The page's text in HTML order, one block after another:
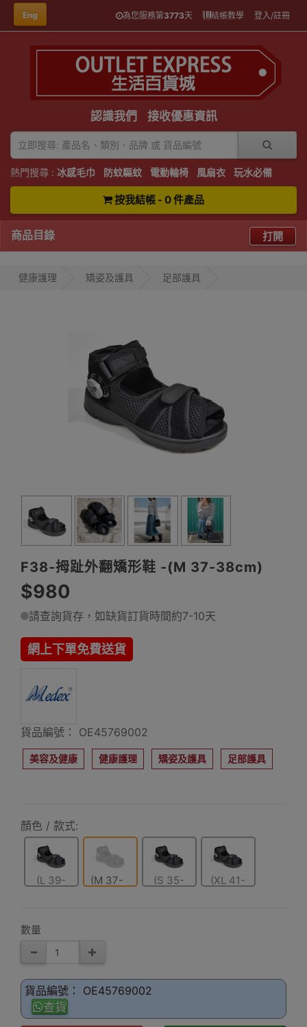
Eng 為您服務第3773天 結帳教學 登入/註冊
認識我們 接收優惠資訊
熱門搜尋 : 冰感毛巾 防蚊驅蚊 電動輪椅 風扇衣 玩水必備
按我結帳 - 0 件產品
商品目錄 打開
健康護理 矯姿及護具 足部護具
F38-拇趾外翻矯形鞋 -(M 37-38cm)
$980
請查詢貨存，如缺貨訂貨時間約7-10天
網上下單免費送貨
貨品編號： OE45769002
美容及健康 健康護理 矯姿及護具 足部護具
顏色 / 款式:
(L 39-
(M 37-
(S 35-
(XL 41-
數量
貨品編號： OE45769002
查貨